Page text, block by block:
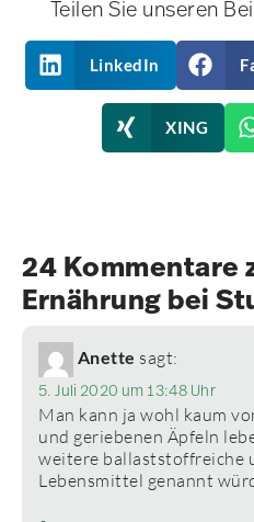
Teilen Sie unseren
LinkedIn
XING
24 Kommentare
Ernährung bei
Anette sagt:
5. Juli 2020 um 13:48 Uhr
Man kann ja wohl kaum
und geriebenen Äpfeln
weitere ballaststoffreiche
Lebensmittel genannt